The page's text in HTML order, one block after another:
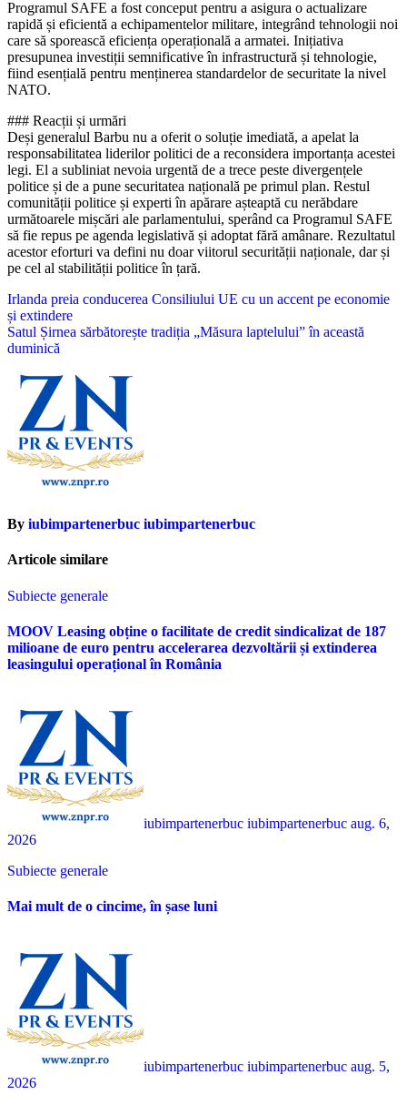
Programul SAFE a fost conceput pentru a asigura o actualizare
rapidă și eficientă a echipamentelor militare, integrând tehnologii noi
care să sporească eficiența operațională a armatei. Inițiativa
presupunea investiții semnificative în infrastructură și tehnologie,
fiind esențială pentru menținerea standardelor de securitate la nivel
NATO.
### Reacții și urmări
Deși generalul Barbu nu a oferit o soluție imediată, a apelat la
responsabilitatea liderilor politici de a reconsidera importanța acestei
legi. El a subliniat nevoia urgentă de a trece peste divergențele
politice și de a pune securitatea națională pe primul plan. Restul
comunității politice și experti în apărare așteaptă cu nerăbdare
următoarele mișcări ale parlamentului, sperând ca Programul SAFE
să fie repus pe agenda legislativă și adoptat fără amânare. Rezultatul
acestor eforturi va defini nu doar viitorul securității naționale, dar și
pe cel al stabilității politice în țară.
Navigare
în
articole
Irlanda preia conducerea Consiliului UE cu un accent pe economie
și extindere
Satul Șirnea sărbătorește tradiția „Măsura laptelului” în această
duminică
By iubimpartenerbuc iubimpartenerbuc
Articole similare
Subiecte generale
MOOV Leasing obține o facilitate de credit sindicalizat de 187
milioane de euro pentru accelerarea dezvoltării și extinderea
leasingului operațional în România
iubimpartenerbuc iubimpartenerbuc aug. 6,
2026
Subiecte generale
Mai mult de o cincime, în șase luni
iubimpartenerbuc iubimpartenerbuc aug. 5,
2026